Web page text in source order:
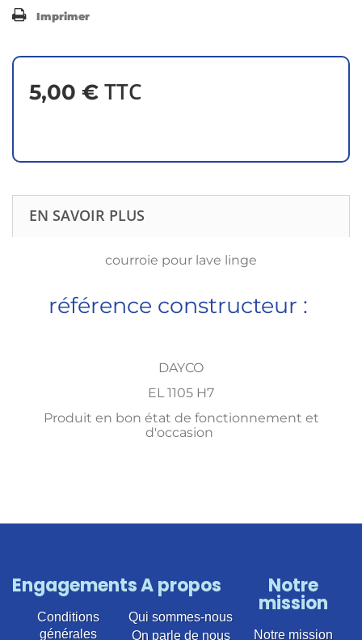
Imprimer
5,00 € TTC
EN SAVOIR PLUS
courroie pour lave linge
référence constructeur :
DAYCO
EL 1105 H7
Produit en bon état de fonctionnement et
d'occasion
Engagements
Conditions
générales
A propos
Qui sommes-nous
On parle de nous
Notre
mission
Notre mission